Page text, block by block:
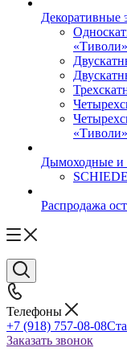
Декоративные
«Тиволи»
«Тиволи»
Дымоходные и
Распродажа
Телефоны
+7 (918) 757-08-08
Заказать звонок